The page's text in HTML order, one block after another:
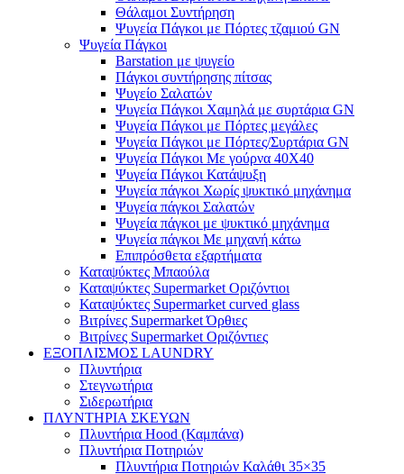
Θάλαμοι Συντήρηση
Ψυγεία Πάγκοι με Πόρτες τζαμιού GN
Ψυγεία Πάγκοι
Barstation με ψυγείο
Πάγκοι συντήρησης πίτσας
Ψυγείο Σαλατών
Ψυγεία Πάγκοι Χαμηλά με συρτάρια GN
Ψυγεία Πάγκοι με Πόρτες μεγάλες
Ψυγεία Πάγκοι με Πόρτες/Συρτάρια GN
Ψυγεία Πάγκοι Με γούρνα 40Χ40
Ψυγεία Πάγκοι Κατάψυξη
Ψυγεία πάγκοι Χωρίς ψυκτικό μηχάνημα
Ψυγεία πάγκοι Σαλατών
Ψυγεία πάγκοι με ψυκτικό μηχάνημα
Ψυγεία πάγκοι Με μηχανή κάτω
Επιπρόσθετα εξαρτήματα
Καταψύκτες Μπαούλα
Καταψύκτες Supermarket Οριζόντιοι
Καταψύκτες Supermarket curved glass
Βιτρίνες Supermarket Όρθιες
Βιτρίνες Supermarket Οριζόντιες
ΕΞΟΠΛΙΣΜΟΣ LAUNDRY
Πλυντήρια
Στεγνωτήρια
Σιδερωτήρια
ΠΛΥΝΤΗΡΙΑ ΣΚΕΥΩΝ
Πλυντήρια Hood (Καμπάνα)
Πλυντήρια Ποτηριών
Πλυντήρια Ποτηριών Καλάθι 35×35